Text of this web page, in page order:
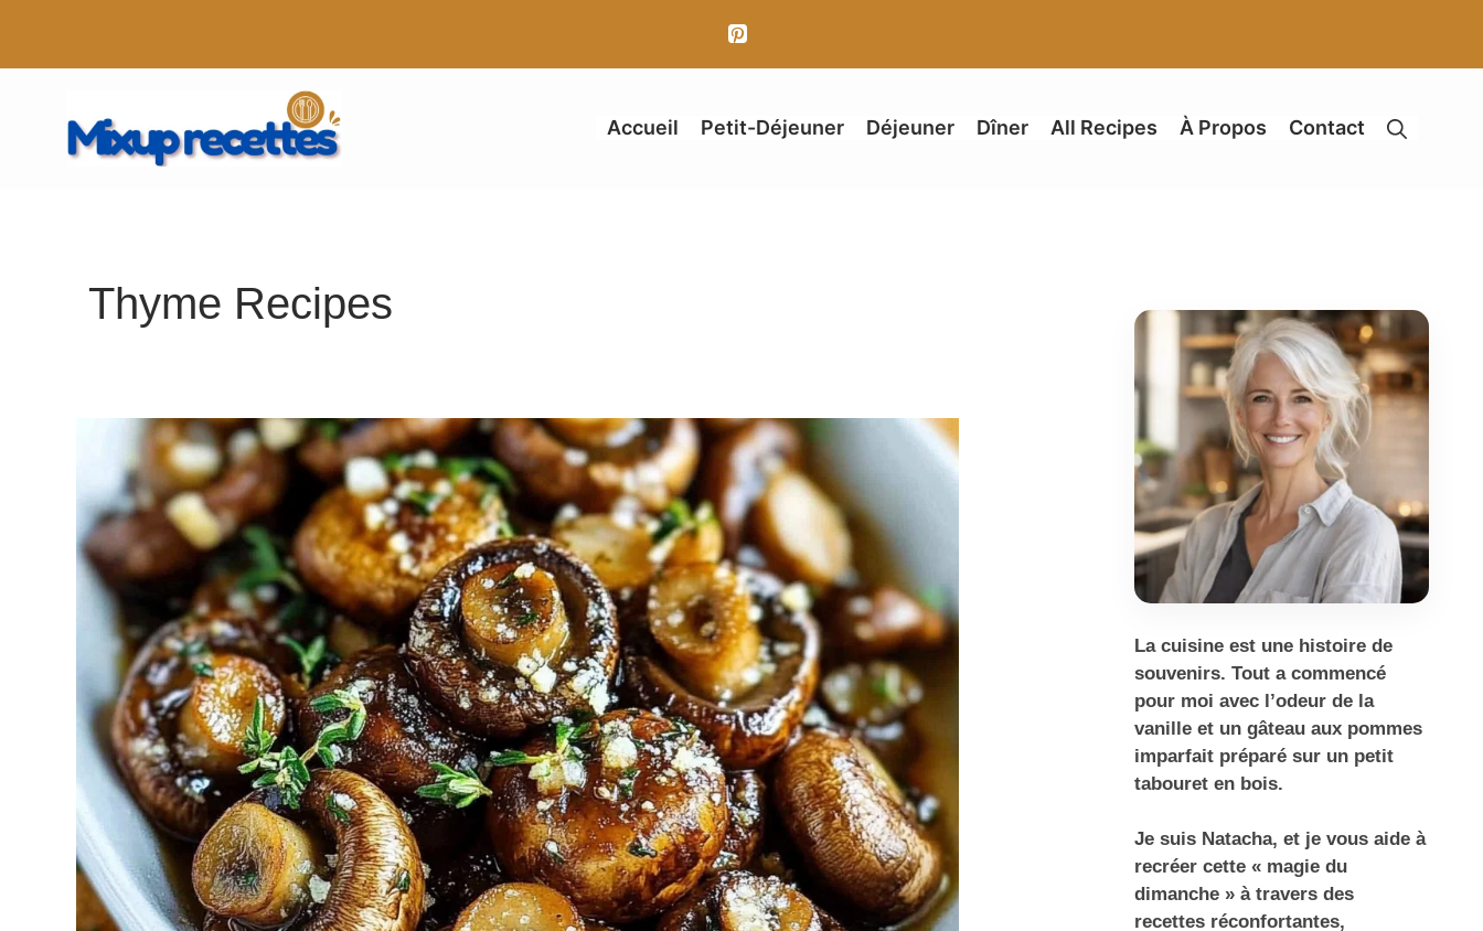
contenu
Accueil Petit-Déjeuner Déjeuner Dîner All Recipes À Propos Contact
Thyme Recipes
La cuisine est une histoire de
souvenirs. Tout a commencé
pour moi avec l’odeur de la
vanille et un gâteau aux pommes
imparfait préparé sur un petit
tabouret en bois.
Je suis Natacha, et je vous aide à
recréer cette « magie du
dimanche » à travers des
recettes réconfortantes,